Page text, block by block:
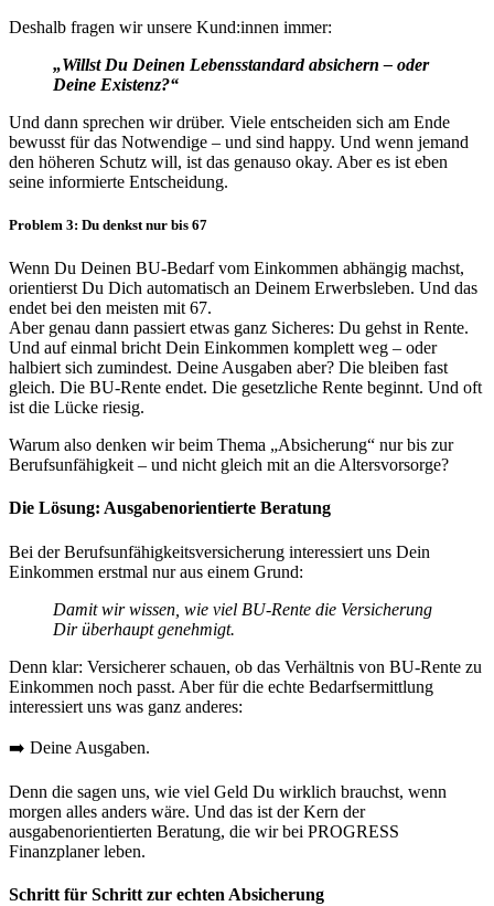
Deshalb fragen wir unsere Kund:innen immer:
„Willst Du Deinen Lebensstandard absichern – oder
Deine Existenz?“
Und dann sprechen wir drüber. Viele entscheiden sich am Ende
bewusst für das Notwendige – und sind happy. Und wenn jemand
den höheren Schutz will, ist das genauso okay. Aber es ist eben
seine informierte Entscheidung.
Problem 3: Du denkst nur bis 67
Wenn Du Deinen BU-Bedarf vom Einkommen abhängig machst,
orientierst Du Dich automatisch an Deinem Erwerbsleben. Und das
endet bei den meisten mit 67.
Aber genau dann passiert etwas ganz Sicheres: Du gehst in Rente.
Und auf einmal bricht Dein Einkommen komplett weg – oder
halbiert sich zumindest. Deine Ausgaben aber? Die bleiben fast
gleich. Die BU-Rente endet. Die gesetzliche Rente beginnt. Und oft
ist die Lücke riesig.
Warum also denken wir beim Thema „Absicherung“ nur bis zur
Berufsunfähigkeit – und nicht gleich mit an die Altersvorsorge?
Die Lösung: Ausgabenorientierte Beratung
Bei der Berufsunfähigkeitsversicherung interessiert uns Dein
Einkommen erstmal nur aus einem Grund:
Damit wir wissen, wie viel BU-Rente die Versicherung
Dir überhaupt genehmigt.
Denn klar: Versicherer schauen, ob das Verhältnis von BU-Rente zu
Einkommen noch passt. Aber für die echte Bedarfsermittlung
interessiert uns was ganz anderes:
➡️ Deine Ausgaben.
Denn die sagen uns, wie viel Geld Du wirklich brauchst, wenn
morgen alles anders wäre. Und das ist der Kern der
ausgabenorientierten Beratung, die wir bei PROGRESS
Finanzplaner leben.
Schritt für Schritt zur echten Absicherung